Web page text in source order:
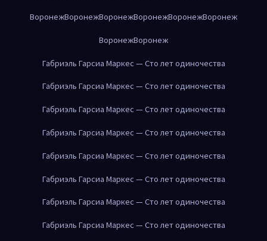
ВоронежВоронежВоронежВоронежВоронежВоронеж
ВоронежВоронеж
Габриэль Гарсиа Маркес — Сто лет одиночества
Габриэль Гарсиа Маркес — Сто лет одиночества
Габриэль Гарсиа Маркес — Сто лет одиночества
Габриэль Гарсиа Маркес — Сто лет одиночества
Габриэль Гарсиа Маркес — Сто лет одиночества
Габриэль Гарсиа Маркес — Сто лет одиночества
Габриэль Гарсиа Маркес — Сто лет одиночества
Габриэль Гарсиа Маркес — Сто лет одиночества